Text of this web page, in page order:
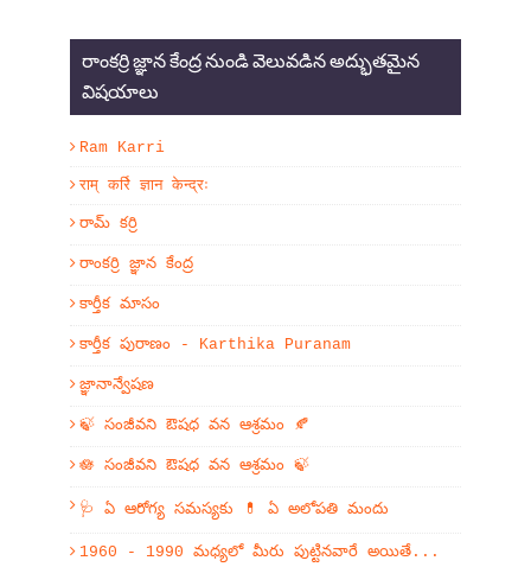
రాంకర్రి జ్ఞాన కేంద్ర నుండి వెలువడిన అద్భుతమైన
విషయాలు
Ram Karri
राम् कर्रि ज्ञान केन्द्रः
రామ్ కర్రి
రాంకర్రి జ్ఞాన కేంద్ర
కార్తీక మాసం
కార్తీక పురాణం - Karthika Puranam
జ్ఞానాన్వేషణ
🍃 సంజీవని ఔషధ వన ఆశ్రమం 🍂
🪷 సంజీవని ఔషధ వన ఆశ్రమం 🍃
🩺 ఏ ఆరోగ్య సమస్యకు 💊 ఏ అలోపతి మందు
1960 - 1990 మధ్యలో మీరు పుట్టినవారే అయితే...